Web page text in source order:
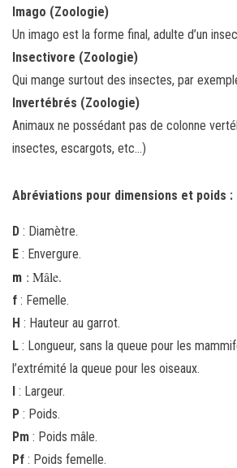
Imago (Zoologie)
Un imago est la forme final, adulte d’un
Insectivore (Zoologie)
Qui mange surtout des insectes, par
Invertébrés (Zoologie)
Animaux ne possédant pas de colonne
insectes, escargots, etc...)
Abréviations pour dimensions et poids :
D : Diamètre.
E : Envergure.
m : Mâle.
f : Femelle.
H : Hauteur au garrot.
L : Longueur, sans la queue pour les
l’extrémité la queue pour les oiseaux.
l : Largeur.
P : Poids.
Pm : Poids mâle.
Pf : Poids femelle.